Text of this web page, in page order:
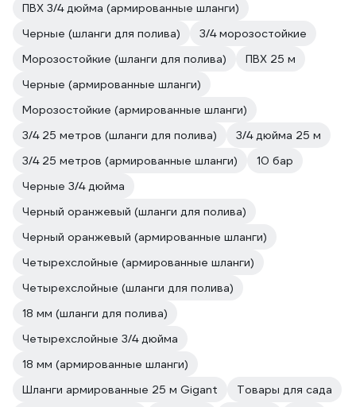
ПВХ 3/4 дюйма (армированные шланги)
Черные (шланги для полива)
3/4 морозостойкие
Морозостойкие (шланги для полива)
ПВХ 25 м
Черные (армированные шланги)
Морозостойкие (армированные шланги)
3/4 25 метров (шланги для полива)
3/4 дюйма 25 м
3/4 25 метров (армированные шланги)
10 бар
Черные 3/4 дюйма
Черный оранжевый (шланги для полива)
Черный оранжевый (армированные шланги)
Четырехслойные (армированные шланги)
Четырехслойные (шланги для полива)
18 мм (шланги для полива)
Четырехслойные 3/4 дюйма
18 мм (армированные шланги)
Шланги армированные 25 м Gigant
Товары для сада